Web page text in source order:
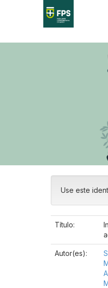
Use este
Título:
Autor(es):